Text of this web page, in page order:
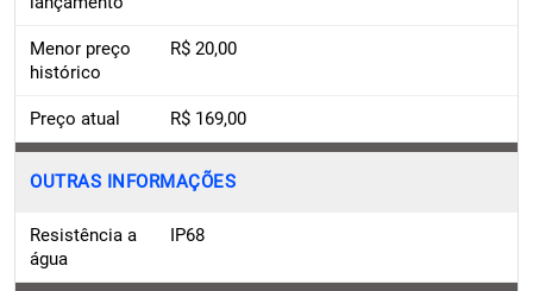
Menor preço
histórico
R$ 20,00
Preço atual R$ 169,00
OUTRAS INFORMAÇÕES
Resistência a
água
IP68